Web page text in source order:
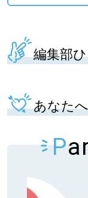
編集部
あなた
P